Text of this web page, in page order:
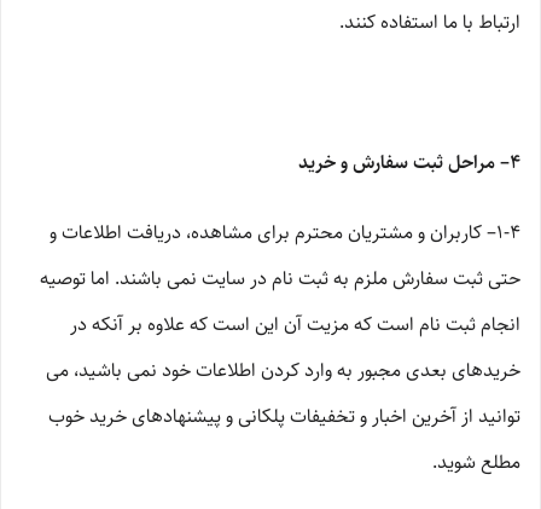
ارتباط با ما استفاده کنند.
۴– مراحل ثبت سفارش و خرید
1-۴– کاربران و مشتریان محترم برای مشاهده، دریافت اطلاعات و
حتی ثبت سفارش ملزم به ثبت نام در سایت نمی باشند. اما توصیه
انجام ثبت نام است که مزیت آن این است که علاوه بر آنکه در
خریدهای بعدی مجبور به وارد کردن اطلاعات خود نمی باشید، می
توانید از آخرین اخبار و تخفیفات پلکانی و پیشنهادهای خرید خوب
مطلع شوید.